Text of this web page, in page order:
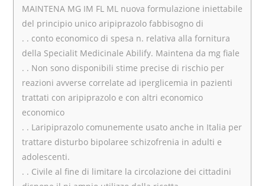
MAINTENA MG IM FL ML nuova formulazione iniettabile
del principio unico aripiprazolo fabbisogno di
. . conto economico di spesa n. relativa alla fornitura
della Specialit Medicinale Abilify. Maintena da mg fiale
. . Non sono disponibili stime precise di rischio per
reazioni avverse correlate ad iperglicemia in pazienti
trattati con aripiprazolo e con altri economico
economico
. . Laripiprazolo comunemente usato anche in Italia per
trattare disturbo bipolaree schizofrenia in adulti e
adolescenti.
. . Civile al fine di limitare la circolazione dei cittadini